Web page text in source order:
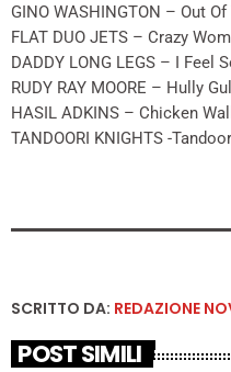
GINO WASHINGTON – Out
FLAT DUO JETS – Crazy
DADDY LONG LEGS – I Feel
RUDY RAY MOORE – Hully
HASIL ADKINS – Chicken
TANDOORI KNIGHTS -
SCRITTO DA: REDAZIONE
POST SIMILI